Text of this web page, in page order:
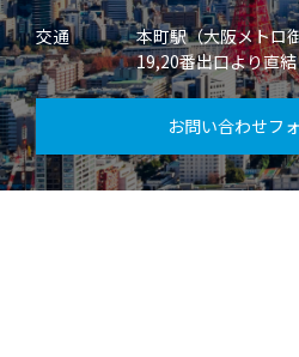
交通
本町駅（大阪メトロ
19,20番出口より直結
お問い合わせ